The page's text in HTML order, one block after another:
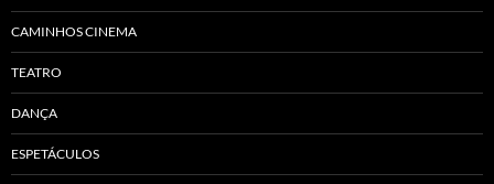
CAMINHOS CINEMA
TEATRO
DANÇA
ESPETÁCULOS